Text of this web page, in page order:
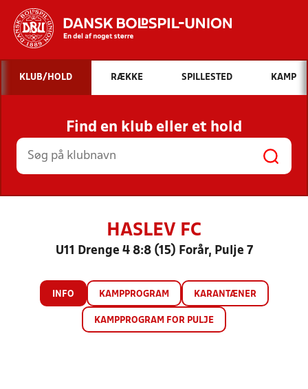
Hvad vil du søge efter?
INDHOLD OG NYHEDER
STILLINGER, RESULTATER, KLUBBER OG
HOLD
KLUB/HOLD RÆKKE SPILLESTED KAMP
Find en klub eller et hold
HASLEV FC
U11 Drenge 4 8:8 (15) Forår, Pulje 7
INFO KAMPPROGRAM KARANTÆNER
KAMPPROGRAM FOR PULJE